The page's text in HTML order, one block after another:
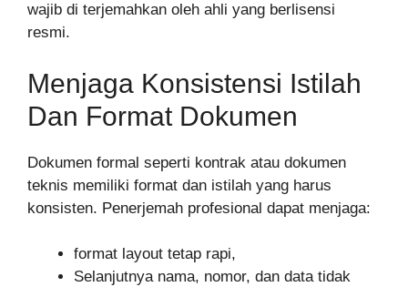
wajib di terjemahkan oleh ahli yang berlisensi
resmi.
Menjaga Konsistensi Istilah
Dan Format Dokumen
Dokumen formal seperti kontrak atau dokumen
teknis memiliki format dan istilah yang harus
konsisten. Penerjemah profesional dapat menjaga:
format layout tetap rapi,
Selanjutnya nama, nomor, dan data tidak